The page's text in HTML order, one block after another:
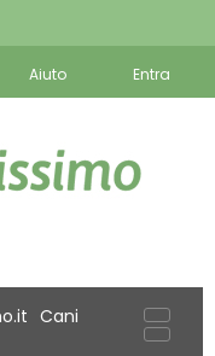
Aiuto Entra
Cani